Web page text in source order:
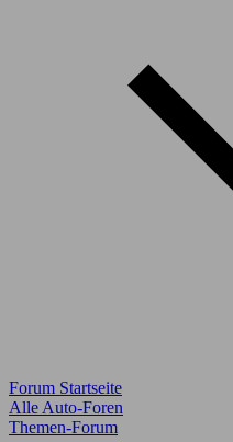
Forum Startseite
Alle Auto-Foren
Themen-Forum